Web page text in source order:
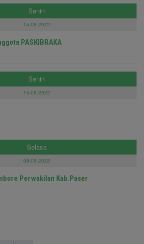
Senin
15-08-2022
PASKIBRAKA
Senin
15-08-2022
Selasa
09-08-2022
Perwakilan Kab.Paser